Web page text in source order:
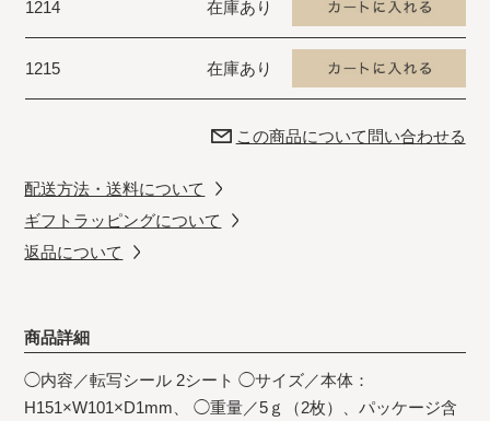
1214 在庫あり
1215 在庫あり
この商品について問い合わせる
配送方法・送料について
ギフトラッピングについて
返品について
商品詳細
◯内容／転写シール 2シート ◯サイズ／本体：
H151×W101×D1mm、 ◯重量／5ｇ（2枚）、パッケージ含